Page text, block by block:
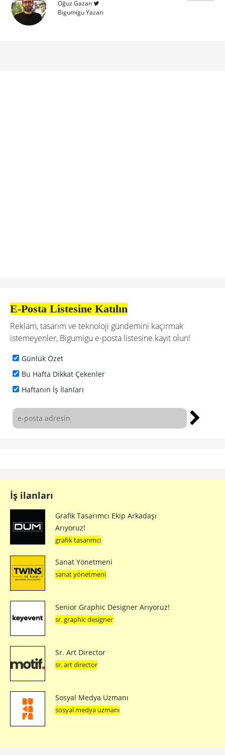
Oğuz Gazan
Bigumigu Yazarı
E-Posta Listesine Katılın
Reklam, tasarım ve teknoloji gündemini kaçırmak
istemeyenler, Bigumigu e-posta listesine kayıt olun!
Günlük Özet
Bu Hafta Dikkat Çekenler
Haftanın İş İlanları
İş ilanları
Grafik Tasarımcı Ekip Arkadaşı
Arıyoruz!
grafik tasarımcı
Sanat Yönetmeni
sanat yönetmeni
Senior Graphic Designer Arıyoruz!
sr. graphic designer
Sr. Art Director
sr. art director
Sosyal Medya Uzmanı
sosyal medya uzmanı